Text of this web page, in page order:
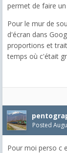
permet de faire
Pour le mur de
d'écran dans
proportions et
temps où c'était
Posted
Pour moi perso c